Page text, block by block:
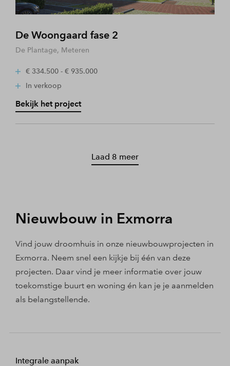
De Woongaard fase 2
De Plantage, Meteren
€ 334.500 - € 935.000
In verkoop
Bekijk het project
Laad 8 meer
Nieuwbouw in Exmorra
Vind jouw droomhuis in onze nieuwbouwprojecten in
Exmorra. Neem snel een kijkje bij één van deze
projecten. Daar vind je meer informatie over jouw
toekomstige buurt en woning én kan je je aanmelden
als belangstellende.
Integrale aanpak